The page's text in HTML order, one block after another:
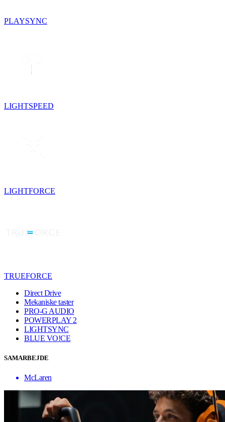
PLAYSYNC
LIGHTSPEED
LIGHTFORCE
TRUEFORCE
Direct Drive
Mekaniske taster
PRO-G AUDIO
POWERPLAY 2
LIGHTSYNC
BLUE VO!CE
SAMARBEJDE
McLaren